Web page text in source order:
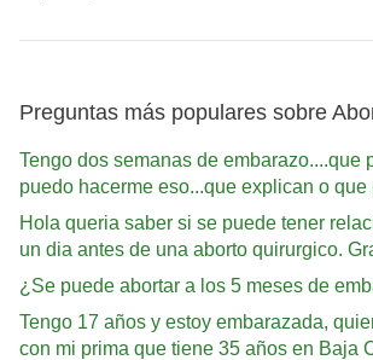
Preguntas más populares sobre
Tengo dos semanas de embarazo....que
puedo hacerme eso...que explican o que
Hola queria saber si se puede tener
un dia antes de una aborto quirurgico.
¿Se puede abortar a los 5 meses de
Tengo 17 años y estoy embarazada,
con mi prima que tiene 35 años en Baja